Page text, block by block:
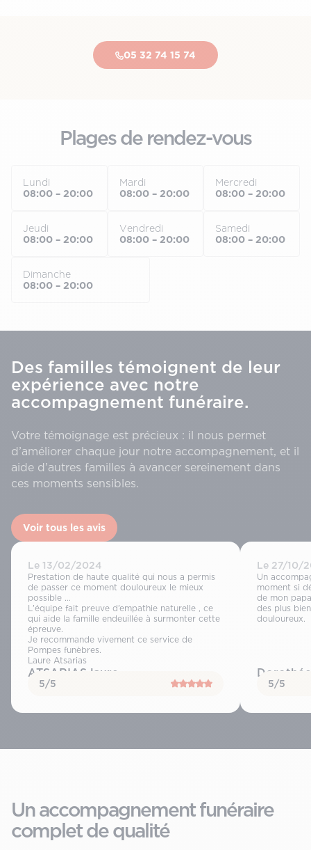
05 32 74 15 74
Plages de rendez-vous
Lundi
08:00 – 20:00
Mardi
08:00 – 20:00
Mercredi
08:00 – 20:00
Jeudi
08:00 – 20:00
Vendredi
08:00 – 20:00
Samedi
08:00 – 20:00
Dimanche
08:00 – 20:00
Des familles témoignent de leur
expérience avec notre
accompagnement funéraire.
Votre témoignage est précieux : il nous permet
d’améliorer chaque jour notre accompagnement, et il
aide d’autres familles à avancer sereinement dans
ces moments sensibles.
Voir tous les avis
Le 13/02/2024
Prestation de haute qualité qui nous a permis
de passer ce moment douloureux le mieux
possible …
L’équipe fait preuve d’empathie naturelle , ce
qui aide la famille endeuillée à surmonter cette
épreuve.
Je recommande vivement ce service de
Pompes funèbres.
Laure Atsarias
ATSARIAS laure
5/5
Le 27/10/
Un
moment si
de mon
des plus
douloureux.
5/5
Un accompagnement funéraire
complet de qualité